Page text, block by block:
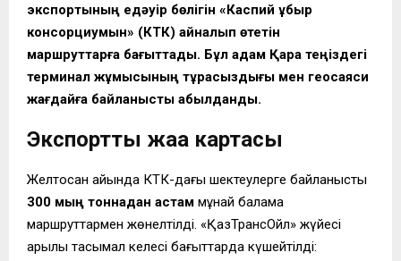
экспортының едәуір бөлігін «Каспий құбыр
консорциумын» (КТК) айналып өтетін
маршруттарға бағыттады. Бұл қадам Қара теңіздегі
терминал жұмысының тұрақсыздығы мен геосаяси
жағдайға байланысты қабылданды.
Экспорттың жаңа картасы
Желтоқсан айында КТК-дағы шектеулерге байланысты
300 мың тоннадан астам мұнай балама
маршруттармен жөнелтілді. «ҚазТрансОйл» жүйесі
арқылы тасымал келесі бағыттарда күшейтілді: